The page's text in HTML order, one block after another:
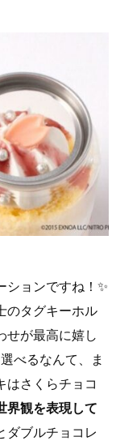
ションですね！✨
のタグキーホル
せが最高に嬉し
べるなんて、ま
はさくらチョコ
界観を表現して
ダブルチョコレ